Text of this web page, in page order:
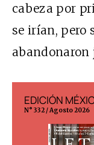
cabeza por
se irían, pero
abandonaron
EDICIÓN
N° 332 / Agosto 2026